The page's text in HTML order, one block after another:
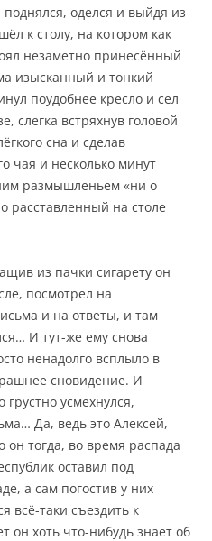
оделся и выйдя из
к столу, на котором как
незаметно принесённый
изысканный и тонкий
поудобнее кресло и сел
слегка встряхнув головой
сна и сделав
чая и несколько минут
размышленьем «ни о
расставленный на столе
из пачки сигарету он
посмотрел на
и на ответы, и там
И тут-же ему снова
ненадолго всплыло в
сновидение. И
усмехнулся,
Да, ведь это Алексей,
он тогда, во время распада
оставил под
а сам погостив у них
всё-таки съездить к
хоть что-нибудь знает об